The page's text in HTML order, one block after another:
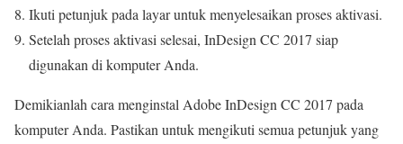
Ikuti petunjuk pada layar untuk menyelesaikan proses aktivasi.
Setelah proses aktivasi selesai, InDesign CC 2017 siap
digunakan di komputer Anda.
Demikianlah cara menginstal Adobe InDesign CC 2017 pada
komputer Anda. Pastikan untuk mengikuti semua petunjuk yang